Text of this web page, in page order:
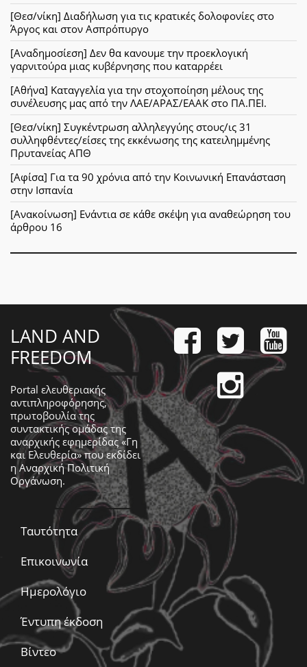
[Θεσ/νίκη] Διαδήλωση για τις κρατικές δολοφονίες στο
Άργος και στον Ασπρόπυργο
[Αναδημοσίεση] Δεν θα κανουμε την προεκλογική
γαρνιτούρα μιας κυβέρνησης που καταρρέει
[Αθήνα] Καταγγελία για την στοχοποίηση μέλους της
συνέλευσης μας από την ΛΑΕ/ΑΡΑΣ/ΕΑΑΚ στο ΠΑ.ΠΕΙ.
[Θεσ/νίκη] Συγκέντρωση αλληλεγγύης στους/ις 31
συλληφθέντες/είσες της εκκένωσης της κατειλημμένης
Πρυτανείας ΑΠΘ
[Αφίσα] Για τα 90 χρόνια από την Κοινωνική Επανάσταση
στην Ισπανία
[Ανακοίνωση] Ενάντια σε κάθε σκέψη για αναθεώρηση του
άρθρου 16
LAND AND
FREEDOM
Portal ελευθεριακής
αντιπληροφόρησης,
πρωτοβουλία της
συντακτικής ομάδας της
αναρχικής εφημερίδας «Γη
και Ελευθερία» που εκδίδει
ηΑναρχική Πολιτική
Οργάνωση.
Ταυτότητα
Επικοινωνία
Ημερολόγιο
Έντυπη έκδοση
Βίντεο